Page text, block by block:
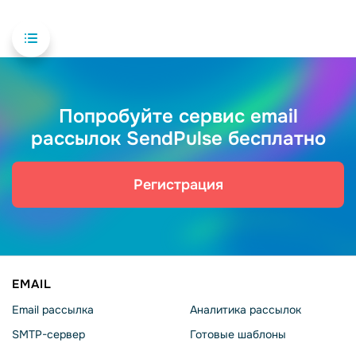
Попробуйте сервис email
рассылок SendPulse бесплатно
Регистрация
EMAIL
Email рассылка
SMTP-сервер
Аналитика рассылок
Готовые шаблоны